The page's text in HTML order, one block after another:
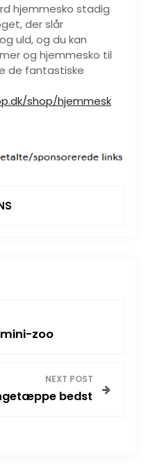
hjemmesko stadig
der slår
uld, og du kan
og hjemmesko til
de fantastiske
shop/hjemmesk
zoo
NEXT POST
bedst